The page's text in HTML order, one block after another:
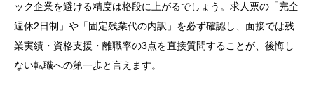
ック企業を避ける精度は格段に上がるでしょう。求人票の「完全
週休2日制」や「固定残業代の内訳」を必ず確認し、面接では残
業実績・資格支援・離職率の3点を直接質問することが、後悔し
ない転職への第一歩と言えます。